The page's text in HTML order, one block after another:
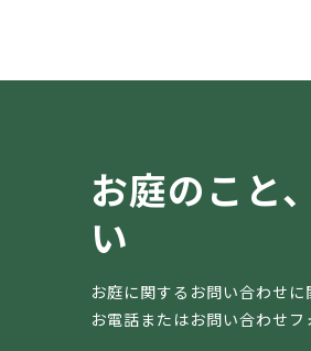
お庭のこと、
い
お庭に関するお問い合わせに
お電話またはお問い合わせフ